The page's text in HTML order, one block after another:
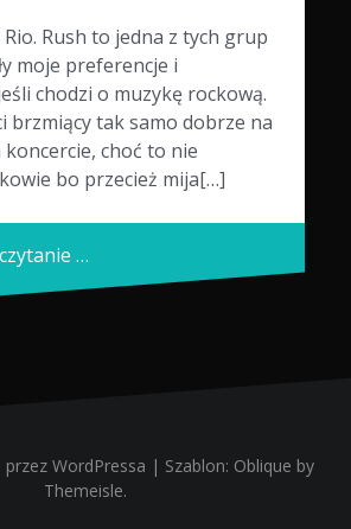
Rush to jedna z tych grup
moje preferencje i
chodzi o muzykę rockową.
brzmiący tak samo dobrze na
koncercie, choć to nie
bo przecież mija[…]
…
WordPressa | Szablon: Oblique by
Themeisle.